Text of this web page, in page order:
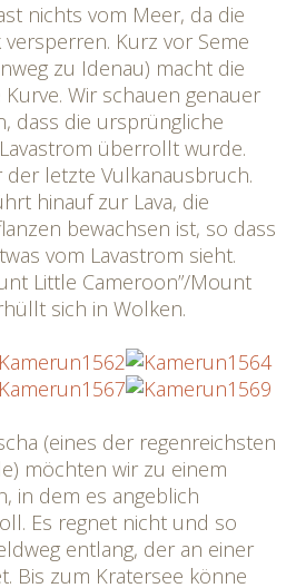
nichts vom Meer, da die
Kurz vor Seme
zu Idenau) macht die
Wir schauen genauer
dass die ursprüngliche
überrollt wurde.
der letzte Vulkanausbruch.
hinauf zur Lava, die
bewachsen ist, so dass
vom Lavastrom sieht.
Little Cameroon”/Mount
sich in Wolken.
(eines der regenreichsten
möchten wir zu einem
in dem es angeblich
Es regnet nicht und so
entlang, der an einer
Bis zum Kratersee könne